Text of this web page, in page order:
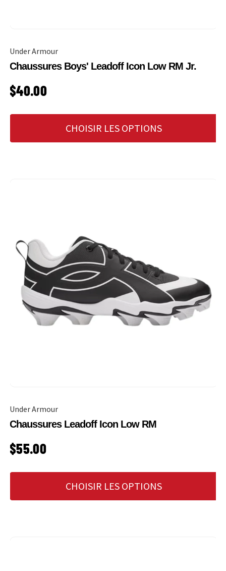
Under Armour
Chaussures Boys' Leadoff Icon Low RM Jr.
PRIX HABITUEL
$40.00
CHOISIR LES OPTIONS
Under Armour
Chaussures Leadoff Icon Low RM
PRIX HABITUEL
$55.00
CHOISIR LES OPTIONS